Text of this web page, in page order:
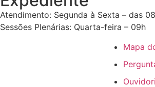
Atendimento: Segunda à Sexta – das
Sessões Plenárias: Quarta-feira – 09h
Mapa